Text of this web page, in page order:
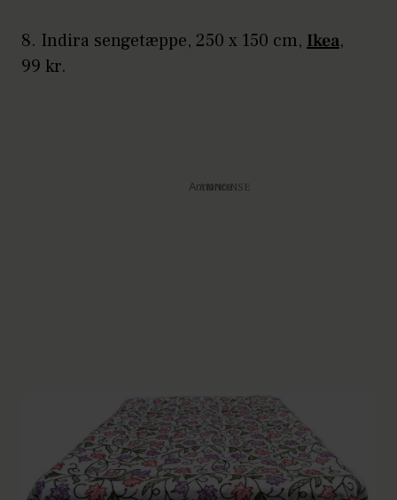
8. Indira sengetæppe, 250 x 150 cm, Ikea,
99 kr.
Annonce